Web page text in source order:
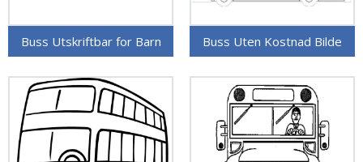
Buss Utskriftbar for Barn Buss Uten Kostnad Bilde